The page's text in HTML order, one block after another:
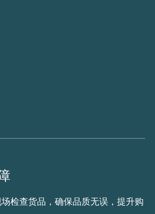
检查货品，确保品质无误，提升购